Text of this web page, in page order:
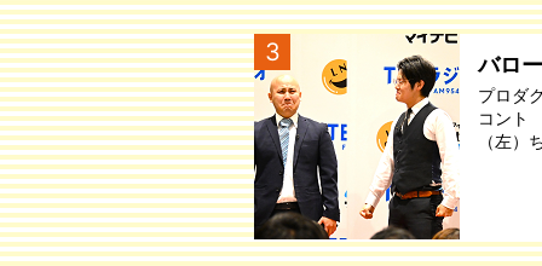
3 バロ
プロダ
コント
（左